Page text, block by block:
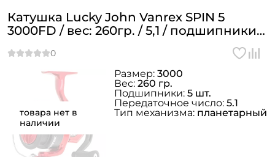
товара нет в
наличии
Катушка Lucky John Vanrex SPIN 5
3000FD / вес: 260гр. / 5,1 / подшипники:
Размер: 3000
Вес: 260 гр.
Подшипники: 5 шт.
Передаточное число: 5.1
Тип механизма: планетарный
персональных данных
Создать аккаунт
У меня уже есть аккаунт